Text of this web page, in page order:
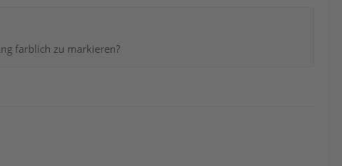
farblich zu markieren?